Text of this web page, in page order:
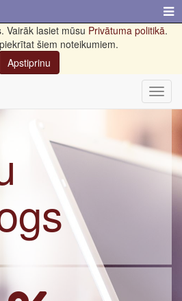
Vairāk lasiet mūsu Privātuma politikā.
šiem noteikumiem.
Apstiprinu